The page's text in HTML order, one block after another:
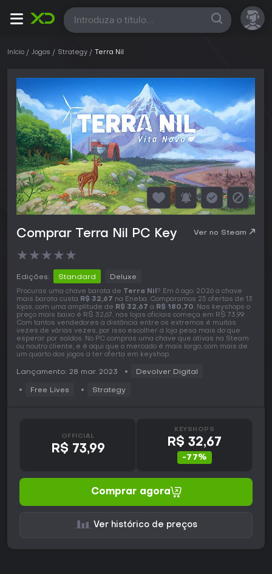
Todas
Início Jogos Strategy Terra Nil
Comprar Terra Nil PC Key Ver no Steam
★★★★★
Edições: Standard Deluxe
Procuras uma chave barata de Terra Nil? Em 6 ago. 2026 a chave
mais barata custa R$ 32,67 na Eneba. Comparamos 25 ofertas de 13
lojas, com uma amplitude de R$ 32,67 a R$ 180,70. Nas keyshops o
preço mais baixo é R$ 32,67, nas lojas oficiais começa em R$ 73,99.
Com tantos vendedores a distância entre os extremos é muitas
vezes de várias vezes, por isso escolher a loja pesa mais do que
esperar por saldos. No PC compras uma chave que ativas na Steam
ou noutro cliente, e é aqui que o mercado é mais largo, com mais de
um quarto dos jogos a ter oferta em keyshop.
Lançamento: 28 mar. 2023 Devolver Digital
Free Lives Strategy
OFFICIAL
R$ 73,99
KEYSHOPS
R$ 32,67
-77%
Comprar agora
Ver histórico de preços